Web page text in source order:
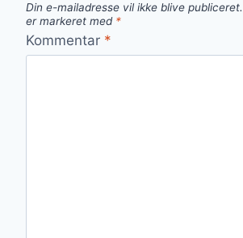
Din e-mailadresse vil ikke blive publiceret.
er markeret med *
Kommentar *